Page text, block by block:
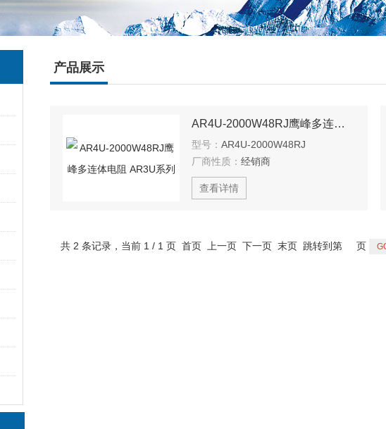
产品展示
AR4U-2000W48RJ鹰峰多连体电阻 AR3U系列
型号： AR4U-2000W48RJ
厂商性质： 经销商
查看详情
共 2 条记录，当前 1 / 1 页 首页 上一页 下一页 末页 跳转到第 页